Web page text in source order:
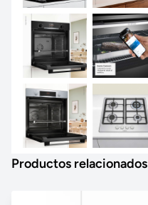
Productos relacionados